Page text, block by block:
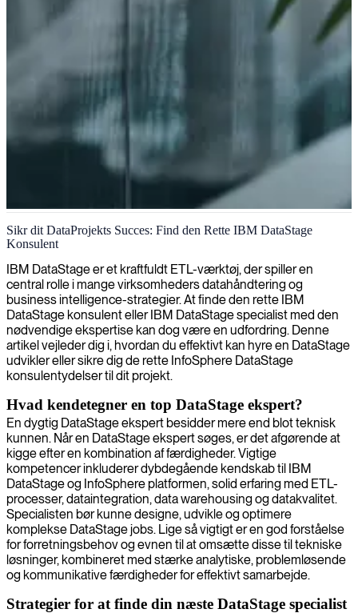
IBM InfoSphere DataStage-udvikler
Sikr dit DataProjekts Succes: Find den Rette IBM DataStage
Konsulent
IBM DataStage er et kraftfuldt ETL-værktøj, der spiller en
central rolle i mange virksomheders datahåndtering og
business intelligence-strategier. At finde den rette IBM
DataStage konsulent eller IBM DataStage specialist med den
nødvendige ekspertise kan dog være en udfordring. Denne
artikel vejleder dig i, hvordan du effektivt kan hyre en DataStage
udvikler eller sikre dig de rette InfoSphere DataStage
konsulentydelser til dit projekt.
Hvad kendetegner en top DataStage ekspert?
En dygtig DataStage ekspert besidder mere end blot teknisk
kunnen. Når en DataStage ekspert søges, er det afgørende at
kigge efter en kombination af færdigheder. Vigtige
kompetencer inkluderer dybdegående kendskab til IBM
DataStage og InfoSphere platformen, solid erfaring med ETL-
processer, dataintegration, data warehousing og datakvalitet.
Specialisten bør kunne designe, udvikle og optimere
komplekse DataStage jobs. Lige så vigtigt er en god forståelse
for forretningsbehov og evnen til at omsætte disse til tekniske
løsninger, kombineret med stærke analytiske, problemløsende
og kommunikative færdigheder for effektivt samarbejde.
Strategier for at finde din næste DataStage specialist